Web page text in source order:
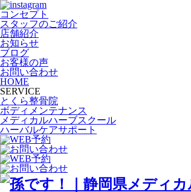
コンセプト
スタッフのご紹介
店舗紹介
お知らせ
ブログ
お客様の声
お問い合わせ
HOME
SERVICE
とくら整骨院
ボディメンテナンス
メディカルハーブスクール
ハーバルケアサポート